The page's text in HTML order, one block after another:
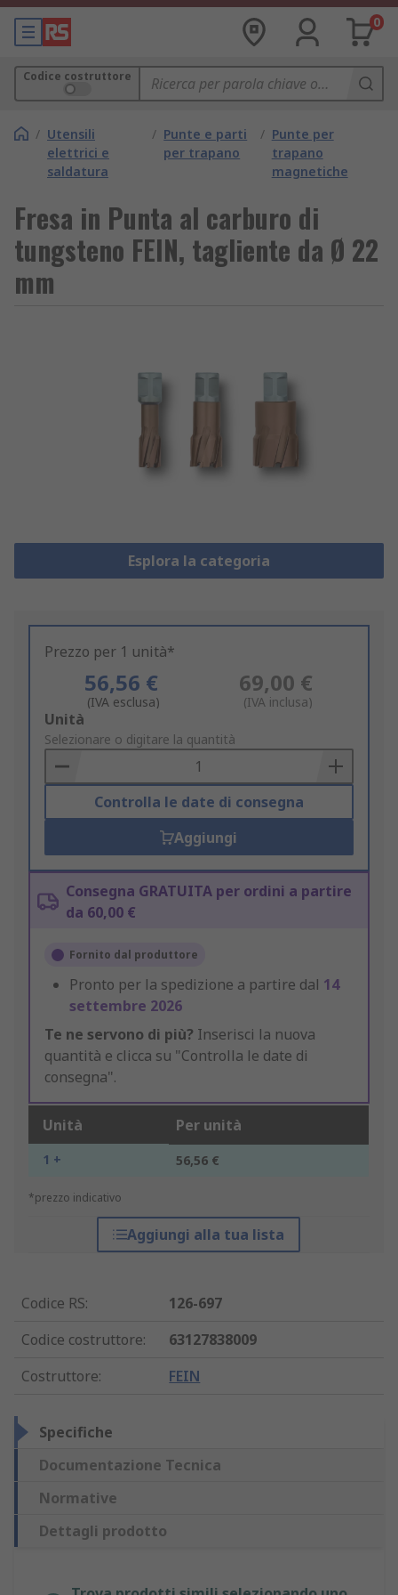
0
Codice costruttore
/ Utensili
elettrici e
saldatura
/ Punte e parti
per trapano
/ Punte per
trapano
magnetiche
Fresa in Punta al carburo di
tungsteno FEIN, tagliente da Ø 22
mm
Esplora la categoria
Prezzo per 1 unità*
56,56 €
(IVA esclusa)
69,00 €
(IVA inclusa)
Add
to
Basket
Unità
Selezionare o digitare la quantità
Controlla le date di consegna
Aggiungi
Consegna GRATUITA per ordini a partire
da 60,00 €
Fornito dal produttore
Pronto per la spedizione a partire dal 14
settembre 2026
Te ne servono di più? Inserisci la nuova
quantità e clicca su "Controlla le date di
consegna".
Unità Per unità
1 + 56,56 €
*prezzo indicativo
Aggiungi alla tua lista
Codice RS:
126-697
Codice costruttore:
63127838009
Costruttore: FEIN
Specifiche
Documentazione Tecnica
Normative
Dettagli prodotto